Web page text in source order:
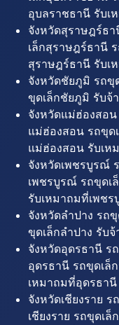
อุบลราชธานี รับเ
จังหวัดสุราษฎร์ธ
เล็กสุราษฎร์ธานี
สุราษฎร์ธานี รับเ
จังหวัดชัยภูมิ รถขุ
ขุดเล็กชัยภูมิ รับจ้
จังหวัดแม่ฮ่องสอ
แม่ฮ่องสอน รถขุด
แม่ฮ่องสอน รับเ
จังหวัดเพชรบูรณ์
เพชรบูรณ์ รถขุดเ
รับเหมาถมที่เพช
จังหวัดลำปาง รถ
ขุดเล็กลำปาง รับ
จังหวัดอุดรธานี ร
อุดรธานี รถขุดเล็
เหมาถมที่อุดรธานี
จังหวัดเชียงราย ร
เชียงราย รถขุดเล็